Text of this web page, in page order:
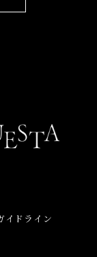
イドライン